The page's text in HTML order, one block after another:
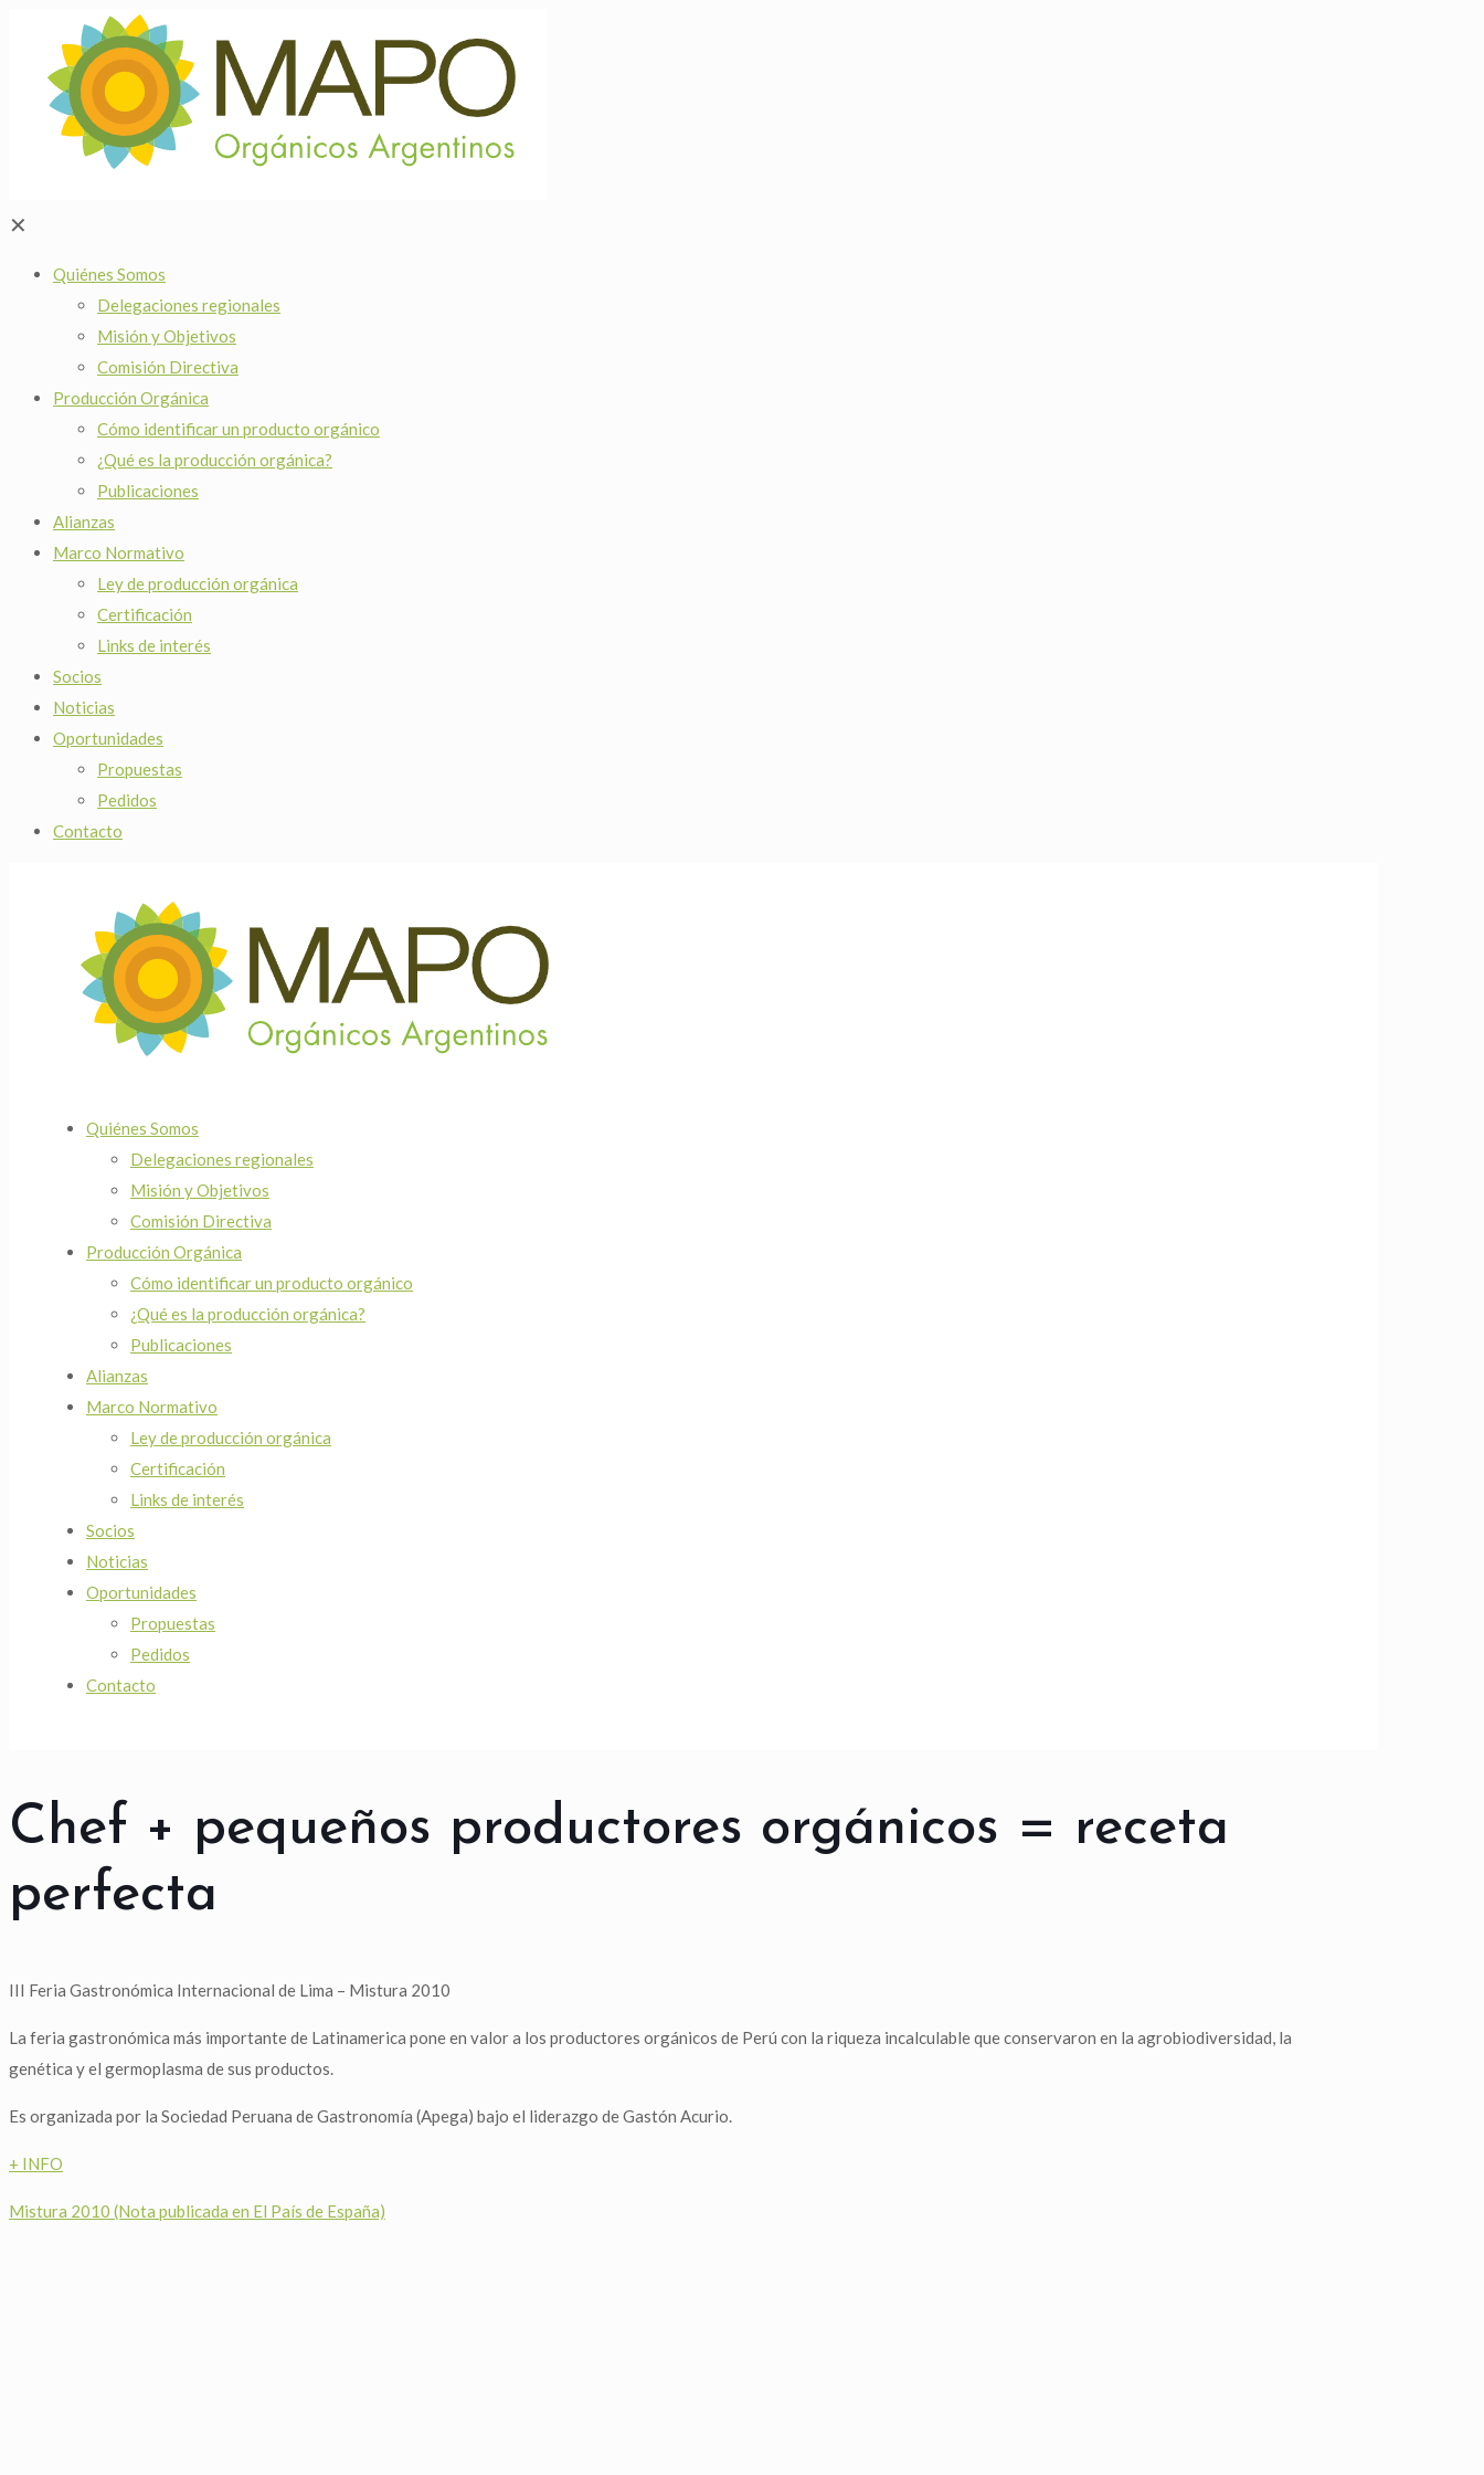
✕
Quiénes Somos
Delegaciones regionales
Misión y Objetivos
Comisión Directiva
Producción Orgánica
Cómo identificar un producto orgánico
¿Qué es la producción orgánica?
Publicaciones
Alianzas
Marco Normativo
Ley de producción orgánica
Certificación
Links de interés
Socios
Noticias
Oportunidades
Propuestas
Pedidos
Contacto
Quiénes Somos
Delegaciones regionales
Misión y Objetivos
Comisión Directiva
Producción Orgánica
Cómo identificar un producto orgánico
¿Qué es la producción orgánica?
Publicaciones
Alianzas
Marco Normativo
Ley de producción orgánica
Certificación
Links de interés
Socios
Noticias
Oportunidades
Propuestas
Pedidos
Contacto
Chef + pequeños productores orgánicos = receta
perfecta
III Feria Gastronómica Internacional de Lima – Mistura 2010
La feria gastronómica más importante de Latinamerica pone en valor a los productores orgánicos de Perú con la riqueza incalculable que conservaron en la agrobiodiversidad, la
genética y el germoplasma de sus productos.
Es organizada por la Sociedad Peruana de Gastronomía (Apega) bajo el liderazgo de Gastón Acurio.
+ INFO
Mistura 2010 (Nota publicada en El País de España)